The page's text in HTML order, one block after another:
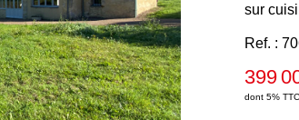
sur
arrière
d'eau
palier,
Ref. :
399
dont 5%